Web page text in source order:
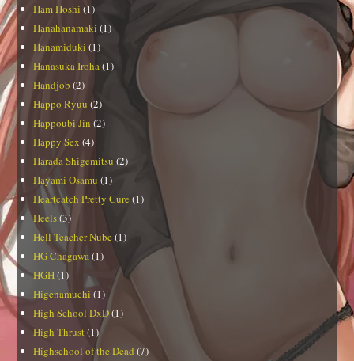
Ham Hoshi (1)
Hanahanamaki (1)
Hanamiduki (1)
Hanasuka Iroha(1)
Handjob (2)
Happo Ryuu (2)
Happoubi Jin (2)
Happy Sex (4)
Harada Shigemitsu (2)
Hayami Osamu (1)
Heartcatch Pretty Cure (1)
Heels(3)
Hell Teacher Nube (1)
HG Chagawa(1)
HGH(1)
Higenamuchi (1)
High School DxD(1)
High Thrust(1)
Highschool of the Dead (7)